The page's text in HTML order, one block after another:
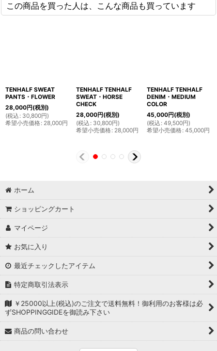
この商品を買った人は、こんな商品も買っています
TENHALF SWEAT
PANTS・FLOWER
28,000円(税別)
(税込 : 30,800円)
希望小売価格: 28,000円
TENHALF TENHALF
SWEAT・HORSE
CHECK
28,000円(税別)
(税込 : 30,800円)
希望小売価格: 28,000円
TENHALF TENHALF
DENIM・MEDIUM
COLOR
45,000円(税別)
(税込 : 49,500円)
希望小売価格: 45,000円
ホーム
ショッピングカート
マイページ
お気に入り
最近チェックしたアイテム
特定商取引法表示
￥25000以上(税込)のご注文で送料無料！御利用のお客様は必
ずSHOPPINGGIDEを御読み下さい
商品の問い合わせ